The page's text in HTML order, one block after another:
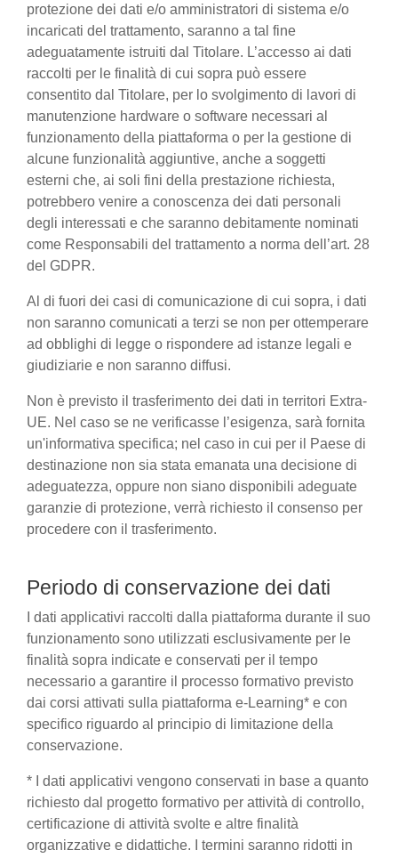
protezione dei dati e/o amministratori di sistema e/o
incaricati del trattamento, saranno a tal fine
adeguatamente istruiti dal Titolare. L’accesso ai dati
raccolti per le finalità di cui sopra può essere
consentito dal Titolare, per lo svolgimento di lavori di
manutenzione hardware o software necessari al
funzionamento della piattaforma o per la gestione di
alcune funzionalità aggiuntive, anche a soggetti
esterni che, ai soli fini della prestazione richiesta,
potrebbero venire a conoscenza dei dati personali
degli interessati e che saranno debitamente nominati
come Responsabili del trattamento a norma dell’art. 28
del GDPR.
Al di fuori dei casi di comunicazione di cui sopra, i dati
non saranno comunicati a terzi se non per ottemperare
ad obblighi di legge o rispondere ad istanze legali e
giudiziarie e non saranno diffusi.
Non è previsto il trasferimento dei dati in territori Extra-
UE. Nel caso se ne verificasse l’esigenza, sarà fornita
un'informativa specifica; nel caso in cui per il Paese di
destinazione non sia stata emanata una decisione di
adeguatezza, oppure non siano disponibili adeguate
garanzie di protezione, verrà richiesto il consenso per
procedere con il trasferimento.
Periodo di conservazione dei dati
I dati applicativi raccolti dalla piattaforma durante il suo
funzionamento sono utilizzati esclusivamente per le
finalità sopra indicate e conservati per il tempo
necessario a garantire il processo formativo previsto
dai corsi attivati sulla piattaforma e-Learning* e con
specifico riguardo al principio di limitazione della
conservazione.
* I dati applicativi vengono conservati in base a quanto
richiesto dal progetto formativo per attività di controllo,
certificazione di attività svolte e altre finalità
organizzative e didattiche. I termini saranno ridotti in